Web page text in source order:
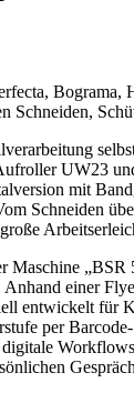
Schneiden,
UW23
mit
Schneiden
Maschine
einer
entwickelt für
per